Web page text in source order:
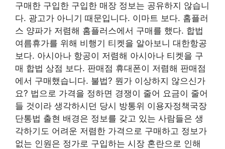
구매한 구입한 구입한 매장 정보는 공유하지 않습니
다. 광고가 아니기 때문입니다. 이마트 보다. 홈플러
스 양파가 저렴해 홈플러스에서 구매를 했다. 합법
여름휴가를 위해 비행기 티켓을 알아보니 대한항공
보다. 아시아나 항공이 저렴해 아시아나 티켓을 구
매 합법 상점 보다. 판매점 휴대폰이 저렴해 판매점
에서 구매했습니다. 불법? 뭔가 이상하지 않으신가
요? 법으로 가격을 정하면 경쟁이 줄어 요금이 줄어
들 것이라 생각하시던 당시 방통위 이용자정책국장
단통법 출현 배경은 정보를 갖고 있는 사람들은 생
각하기도 어려운 저렴한 가격으로 구매하고 정보가
없는 인원은 정가로 구입하는 시장 혼란으로 인해